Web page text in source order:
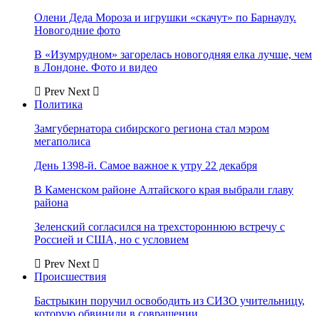
Олени Деда Мороза и игрушки «скачут» по Барнаулу.
Новогодние фото
В «Изумрудном» загорелась новогодняя елка лучше, чем
в Лондоне. Фото и видео
Prev Next
Политика
Замгубернатора сибирского региона стал мэром
мегаполиса
День 1398-й. Самое важное к утру 22 декабря
В Каменском районе Алтайского края выбрали главу
района
Зеленский согласился на трехстороннюю встречу с
Россией и США, но с условием
Prev Next
Происшествия
Бастрыкин поручил освободить из СИЗО учительницу,
которую обвинили в совращении…